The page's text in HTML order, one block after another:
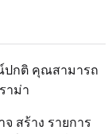
ปกติ คุณสามารถ
าม่า
สร้าง รายการ